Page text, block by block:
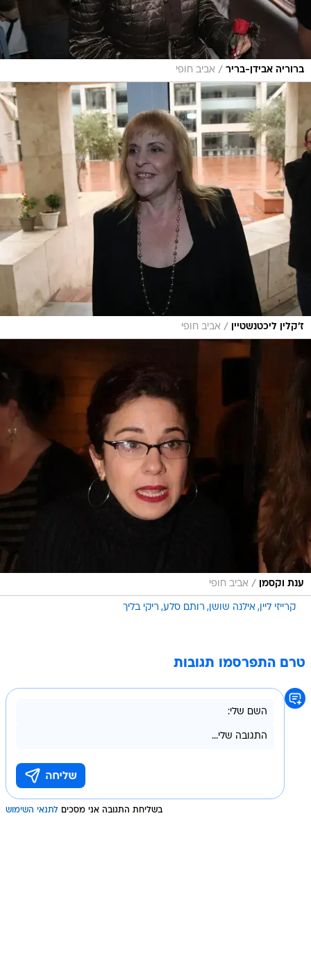
ברוריה אבידן-בריר / אביב חופי
ז'קלין ליכטנשטיין / אביב חופי
ענת וקסמן / אביב חופי
קרייזי ליין אילנה שושן רותם סלע ריקי בליך
טרם התפרסמו תגובות
בשליחת התגובה אני מסכים לתנאי השימוש